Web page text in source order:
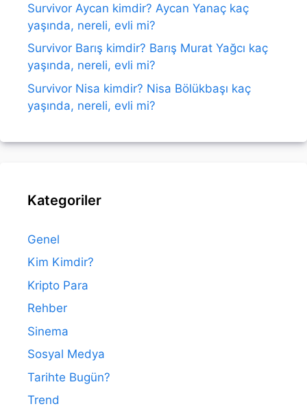
Survivor Aycan kimdir? Aycan Yanaç kaç
yaşında, nereli, evli mi?
Survivor Barış kimdir? Barış Murat Yağcı kaç
yaşında, nereli, evli mi?
Survivor Nisa kimdir? Nisa Bölükbaşı kaç
yaşında, nereli, evli mi?
Kategoriler
Genel
Kim Kimdir?
Kripto Para
Rehber
Sinema
Sosyal Medya
Tarihte Bugün?
Trend